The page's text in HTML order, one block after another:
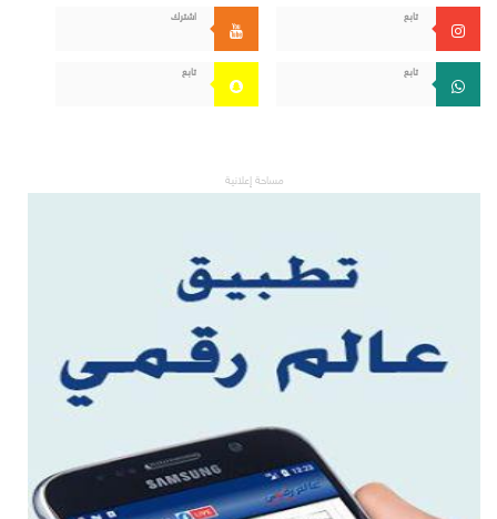
تابع اشترك
تابع تابع
مساحة إعلانية